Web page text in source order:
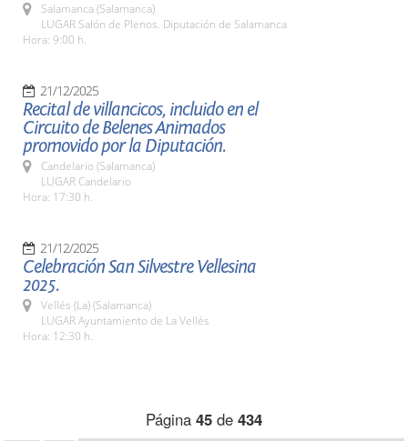
Salamanca (Salamanca)
LUGAR Salón de Plenos. Diputación de Salamanca
Hora: 9:00 h.
21/12/2025
Recital de villancicos, incluido en el
Circuito de Belenes Animados
promovido por la Diputación.
Candelario (Salamanca)
LUGAR Candelario
Hora: 17:30 h.
21/12/2025
Celebración San Silvestre Vellesina
2025.
Vellés (La) (Salamanca)
LUGAR Ayuntamiento de La Vellés
Hora: 12:30 h.
Página 45 de 434